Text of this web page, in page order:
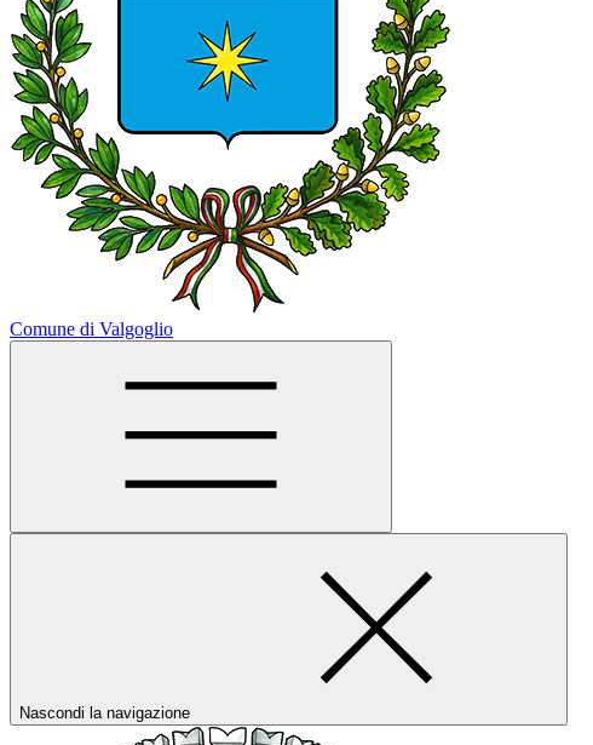
Comune di Valgoglio
Nascondi la navigazione